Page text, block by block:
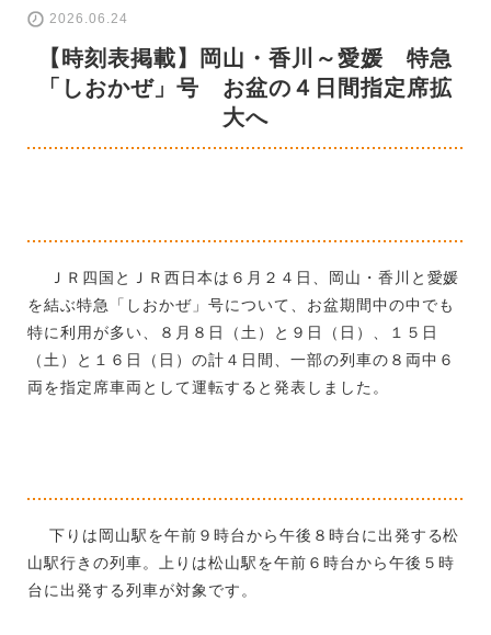
2026.06.24
【時刻表掲載】岡山・香川～愛媛 特急
「しおかぜ」号 お盆の４日間指定席拡
大へ
ＪＲ四国とＪＲ西日本は６月２４日、岡山・香川と愛媛
を結ぶ特急「しおかぜ」号について、お盆期間中の中でも
特に利用が多い、８月８日（土）と９日（日）、１５日
（土）と１６日（日）の計４日間、一部の列車の８両中６
両を指定席車両として運転すると発表しました。
下りは岡山駅を午前９時台から午後８時台に出発する松
山駅行きの列車。上りは松山駅を午前６時台から午後５時
台に出発する列車が対象です。